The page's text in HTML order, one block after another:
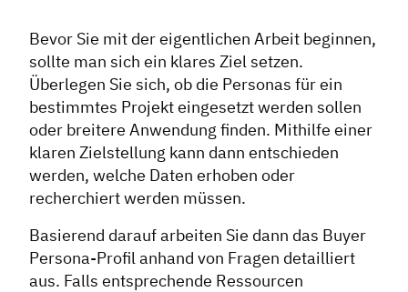
Bevor Sie mit der eigentlichen Arbeit beginnen,
sollte man sich ein klares Ziel setzen.
Überlegen Sie sich, ob die Personas für ein
bestimmtes Projekt eingesetzt werden sollen
oder breitere Anwendung ﬁnden. Mithilfe einer
klaren Zielstellung kann dann entschieden
werden, welche Daten erhoben oder
recherchiert werden müssen.
Basierend darauf arbeiten Sie dann das Buyer
Persona-Profil anhand von Fragen detailliert
aus. Falls entsprechende Ressourcen